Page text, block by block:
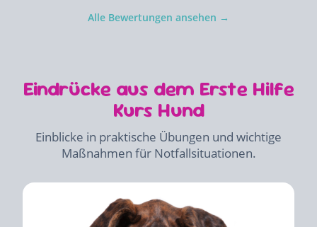
Alle Bewertungen ansehen →
Eindrücke aus dem Erste Hilfe
Kurs Hund
Einblicke in praktische Übungen und wichtige
Maßnahmen für Notfallsituationen.